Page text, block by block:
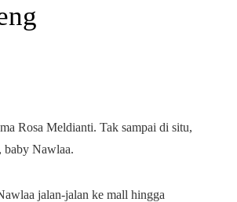
Rosa Meldianti. Tak sampai di situ,
baby Nawlaa.
jalan-jalan ke mall hingga